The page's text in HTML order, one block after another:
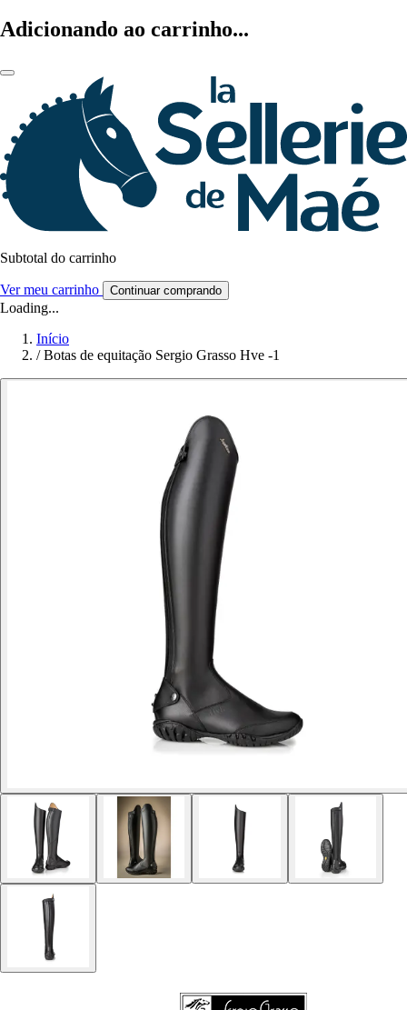
Adicionando ao carrinho...
Subtotal do carrinho
Ver meu carrinho Continuar comprando
Loading...
Início
/ Botas de equitação Sergio Grasso Hve -1